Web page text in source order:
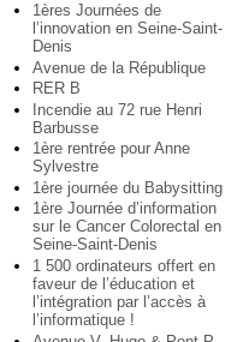
1ères Journées de
l’innovation en Seine-Saint-
Denis
Avenue de la République
RER B
Incendie au 72 rue Henri
Barbusse
1ère rentrée pour Anne
Sylvestre
1ère journée du Babysitting
1ère Journée d’information
sur le Cancer Colorectal en
Seine-Saint-Denis
1 500 ordinateurs offert en
faveur de l’éducation et
l’intégration par l’accès à
l’informatique !